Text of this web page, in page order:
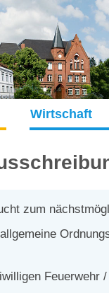
Wirtschaft
zum
allgemeine
Feuerwehr /